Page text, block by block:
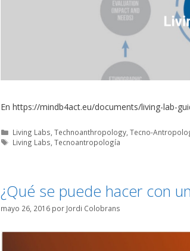
En https://mindb4act.eu/documents/living-lab-
Categorías
Living Labs,Technoanthropology,Tecno-
Etiquetas
Living Labs,Tecnoantropología
¿Qué se puede hacer con
mayo 26, 2016 por Jordi Colobrans